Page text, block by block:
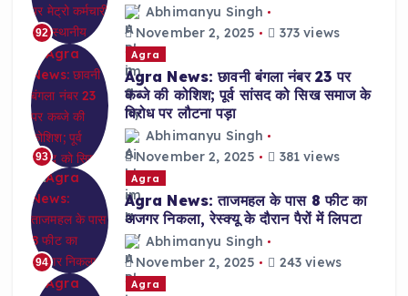
92
Abhimanyu Singh
November 2, 2025
373 views
93
Agra
Agra News: छावनी बंगला नंबर 23 पर
कब्जे की कोशिश; पूर्व सांसद को सिख समाज के
विरोध पर लौटना पड़ा
Abhimanyu Singh
November 2, 2025
381 views
94
Agra
Agra News: ताजमहल के पास 8 फीट का
अजगर निकला, रेस्क्यू के दौरान पैरों में लिपटा
Abhimanyu Singh
November 2, 2025
243 views
Agra